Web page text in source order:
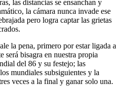
las distancias se ensanchan y
la cámara nunca invade ese
pero logra captar las grietas
la pena, primero por estar ligada a
será bisagra en nuestra propia
del 86 y su festejo; las
mundiales subsiguientes y la
veces a la final y ganar solo una.